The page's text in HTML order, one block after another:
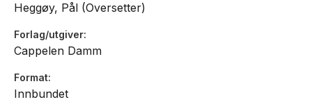
Heggøy, Pål (Oversetter)
Forlag/utgiver
Cappelen Damm
Format
Innbundet